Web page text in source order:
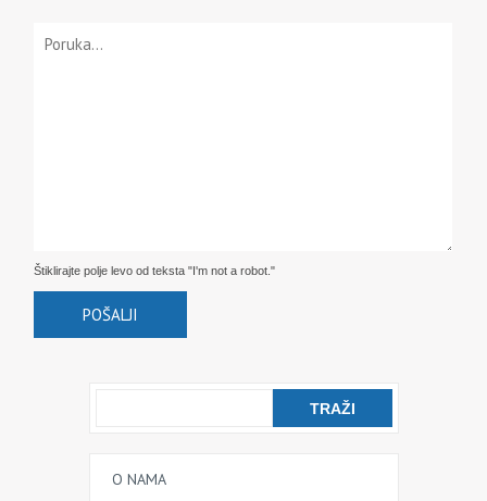
Štiklirajte polje levo od teksta "I'm not a robot."
O NAMA